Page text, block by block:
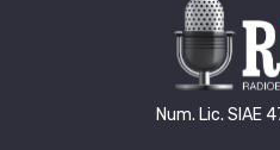
Num. Lic.